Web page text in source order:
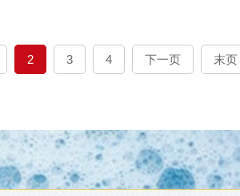
2 3 4 下一页 末页